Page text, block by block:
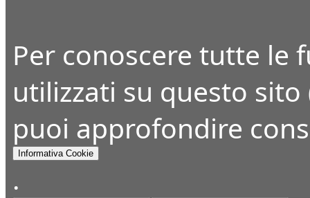
Per conoscere tutte le
utilizzati su questo
puoi approfondire
Informativa Cookie
.